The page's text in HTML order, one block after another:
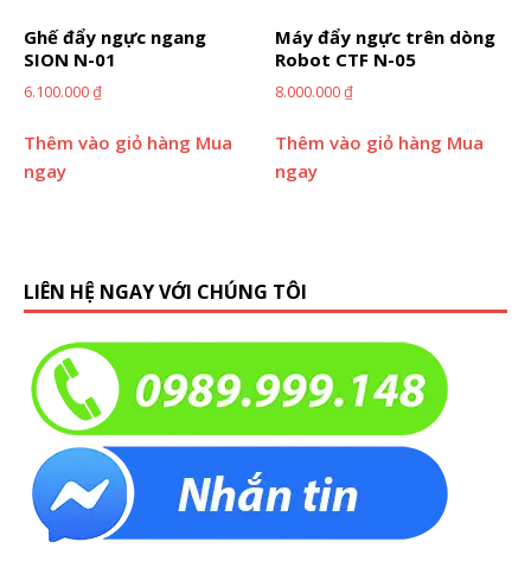
Ghế đẩy ngực ngang
SION N-01
6.100.000₫
Thêm vào giỏ hàng Mua
ngay
Máy đẩy ngực trên dòng
Robot CTF N-05
8.000.000₫
Thêm vào giỏ hàng Mua
ngay
LIÊN HỆ NGAY VỚI CHÚNG TÔI